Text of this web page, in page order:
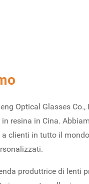
Optical Glasses
in resina in Cina.
a clienti in tutto il
produttrice di lenti